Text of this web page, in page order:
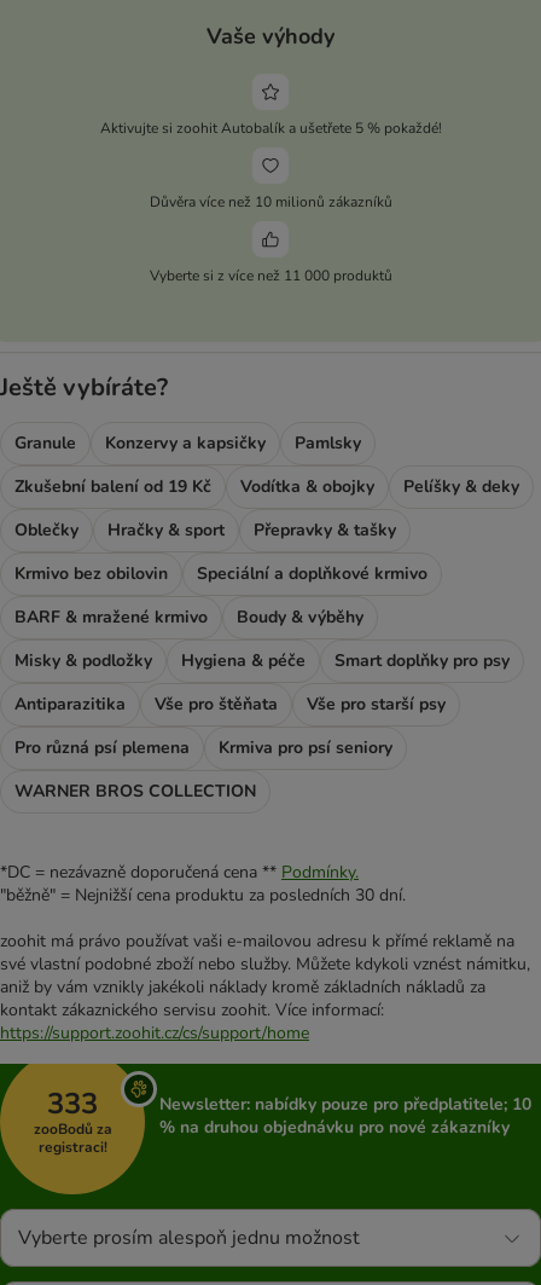
Vaše výhody
Aktivujte si zoohit Autobalík a ušetřete 5 % pokaždé!
Důvěra více než 10 milionů zákazníků
Vyberte si z více než 11 000 produktů
Ještě vybíráte?
Granule Konzervy a kapsičky
Pamlsky
Zkušební balení od 19 Kč
Vodítka & obojky
Pelíšky & deky
Oblečky
Hračky & sport
Přepravky & tašky
Krmivo bez obilovin
Speciální a doplňkové krmivo
BARF & mražené krmivo
Boudy & výběhy
Misky & podložky
Hygiena & péče
Smart doplňky pro psy
Antiparazitika
Vše pro štěňata
Vše pro starší psy
Pro různá psí plemena
Krmiva pro psí seniory
WARNER BROS COLLECTION
*DC = nezávazně doporučená cena ** Podmínky.
"běžně" = Nejnižší cena produktu za posledních 30 dní.
zoohit má právo používat vaši e-mailovou adresu k přímé reklamě na
své vlastní podobné zboží nebo služby. Můžete kdykoli vznést námitku,
aniž by vám vznikly jakékoli náklady kromě základních nákladů za
kontakt zákaznického servisu zoohit. Více informací:
https://support.zoohit.cz/cs/support/home
333
zooBodů za
registraci!
Newsletter: nabídky pouze pro předplatitele; 10
% na druhou objednávku pro nové zákazníky
Vyberte prosím alespoň jednu možnost